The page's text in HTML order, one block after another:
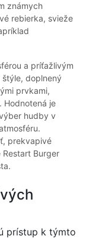
známych
rebierka, svieže
a príťažlivým
doplnený
prvkami,
Hodnotená je
hudby v
prekvapivé
Burger
prístup k týmto